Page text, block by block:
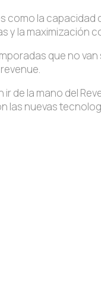
como la capacidad
y la maximización
que no
ir de la mano del
las nuevas